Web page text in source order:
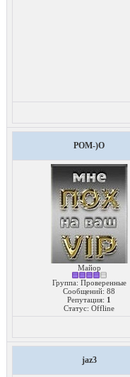
POM-)O
Майор
Группа: Проверенные
Сообщений: 88
Репутация: 1
Статус: Offline
jaz3